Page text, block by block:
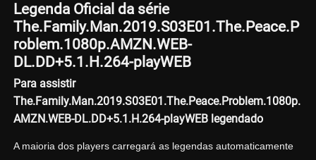
Legenda Oficial da série
The.Family.Man.2019.S03E01.The.Peace.P
roblem.1080p.AMZN.WEB-
DL.DD+5.1.H.264-playWEB
Para assistir
The.Family.Man.2019.S03E01.The.Peace.Problem.1080p.
AMZN.WEB-DL.DD+5.1.H.264-playWEB legendado
A maioria dos players carregará as legendas automaticamente